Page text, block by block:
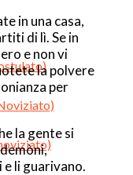
in una casa,
di lì. Se in
e non vi
la polvere
per
la gente si
li guarivano.